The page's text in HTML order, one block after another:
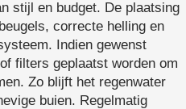
stijl en budget. De plaatsing
correcte helling en
Indien gewenst
filters geplaatst worden om
Zo blijft het regenwater
buien. Regelmatig